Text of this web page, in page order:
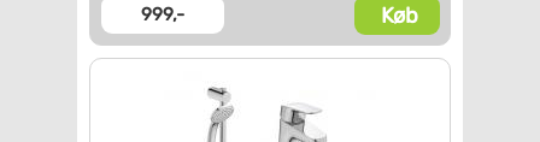
999,- Køb